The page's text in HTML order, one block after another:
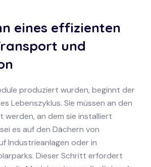
eines effizienten
und
produziert wurden, beginnt der
Lebenszyklus. Sie müssen an den
an dem sie installiert
es auf den Dächern von
Industrieanlagen oder in
Dieser Schritt erfordert